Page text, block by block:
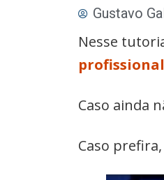
Gustavo
Nesse
profissional
Caso ainda
Caso